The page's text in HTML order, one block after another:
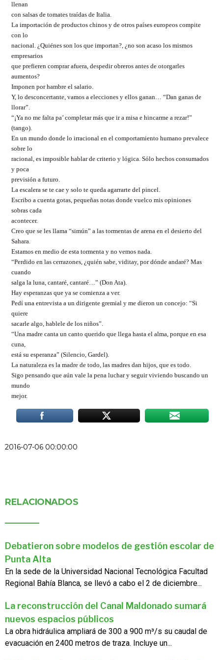
llenan
con salsas de tomates traídas de Italia.
La importación de productos chinos y de otros países europeos compite
con lo
nacional. ¿Quiénes son los que importan?, ¿no son acaso los mismos
empresarios
que prefieren comprar afuera, despedir obreros antes de otorgarles
aumentos?
Imponen por hambre el salario.
Y, lo desconcertante, vamos a elecciones y ellos ganan… “Dan ganas de
llorar”.
“¡Ya no me falta pa’ completar más que ir a misa e hincarme a rezar!”
(tango).
En un mundo donde lo irracional en el comportamiento humano prevalece
sobre lo
racional, es imposible hablar de criterio y lógica. Sólo hechos consumados
y poca
previsión a futuro.
La escalera se te cae y solo te queda agarrarte del pincel.
Escribo a cuenta gotas, pequeñas notas donde vuelco mis opiniones
sobras cada
acontecer.
Creo que se les llama “simún” a las tormentas de arena en el desierto del
Sahara.
Estamos en medio de esta tormenta y no vemos nada.
“Perdido en las cerrazones, ¿quién sabe, viditay, por dónde andaré? Mas
cuando
salga la luna, cantaré, cantaré…” (Don Ata).
Hay esperanzas que ya se comienza a ver.
Pedí una entrevista a un dirigente gremial y me dieron un concejo: “Si
quiere
sacarle algo, hablele de los niños”.
“Una madre canta un canto querido que llega hasta el alma, porque en esa
cuna,
está su esperanza” (Silencio, Gardel).
La naturaleza es la madre de todo, las madres dan hijos, que es todo.
Sigo pensando que aún vale la pena luchar y seguir viviendo buscando un
mundo
mejor.
2016-07-06 00:00:00
RELACIONADOS
Debatieron sobre modelos de gestión escolar de
Punta Alta
En la sede de la Universidad Nacional Tecnológica Facultad
Regional Bahía Blanca, se llevó a cabo el 2 de diciembre...
La reconstrucción del Canal Maldonado sumará
nuevos espacios públicos
La obra hidráulica ampliará de 300 a 900 m³/s su caudal de
evacuación en 2400 metros de traza. Incluye un...